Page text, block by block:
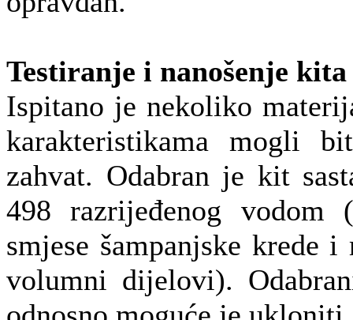
Testiranje i nanošenje kita
Ispitano je nekoliko
karakteristikama mogli
zahvat. Odabran je kit
498 razrijeđenog
smjese šampanjske krede
volumni dijelovi).